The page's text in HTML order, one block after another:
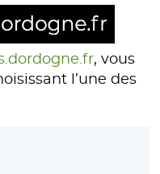
, vous
l’une des